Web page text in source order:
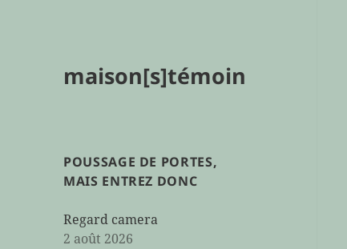
maison[s]témoin
POUSSAGE DE PORTES,
MAIS ENTREZ DONC
Regard camera
2 août 2026